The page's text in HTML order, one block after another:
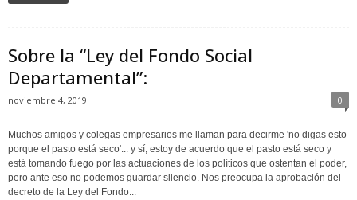
Sobre la “Ley del Fondo Social
Departamental”:
noviembre 4, 2019 0
Muchos amigos y colegas empresarios me llaman para decirme 'no digas esto
porque el pasto está seco'... y sí, estoy de acuerdo que el pasto está seco y
está tomando fuego por las actuaciones de los políticos que ostentan el poder,
pero ante eso no podemos guardar silencio. Nos preocupa la aprobación del
decreto de la Ley del Fondo...